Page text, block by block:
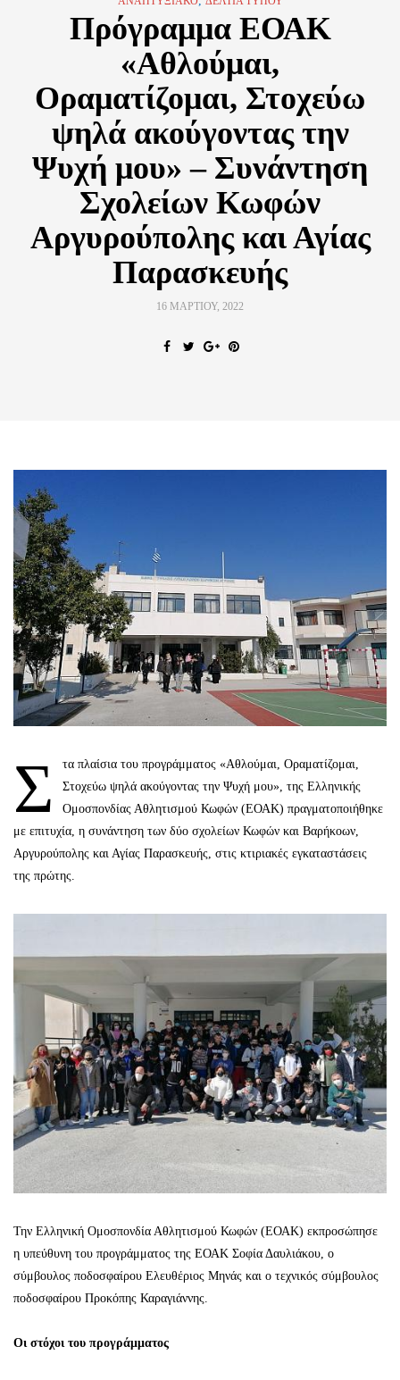
Πρόγραμμα ΕΟΑΚ
«Αθλούμαι,
Οραματίζομαι, Στοχεύω
ψηλά ακούγοντας την
Ψυχή μου» – Συνάντηση
Σχολείων Κωφών
Αργυρούπολης και Αγίας
Παρασκευής
16 ΜΑΡΤΊΟΥ, 2022
Σ
τα πλαίσια του προγράμματος «Αθλούμαι, Οραματίζομαι,
Στοχεύω ψηλά ακούγοντας την Ψυχή μου», της Ελληνικής
Ομοσπονδίας Αθλητισμού Κωφών (ΕΟΑΚ) πραγματοποιήθηκε
με επιτυχία, η συνάντηση των δύο σχολείων Κωφών και Βαρήκοων,
Αργυρούπολης και Αγίας Παρασκευής, στις κτιριακές εγκαταστάσεις
της πρώτης.
Την Ελληνική Ομοσπονδία Αθλητισμού Κωφών (ΕΟΑΚ) εκπροσώπησε
η υπεύθυνη του προγράμματος της ΕΟΑΚ Σοφία Δαυλιάκου, ο
σύμβουλος ποδοσφαίρου Ελευθέριος Μηνάς και ο τεχνικός σύμβουλος
ποδοσφαίρου Προκόπης Καραγιάννης.
Οι στόχοι του προγράμματος